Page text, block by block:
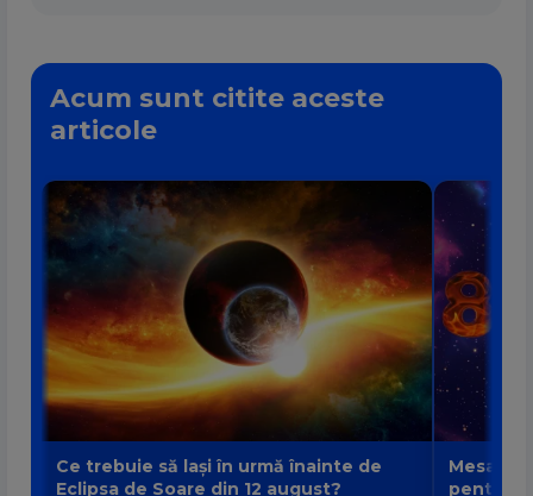
Acum sunt citite aceste
articole
Ce trebuie să lași în urmă înainte de
Eclipsa de Soare din 12 august?
Mesajul
pentru